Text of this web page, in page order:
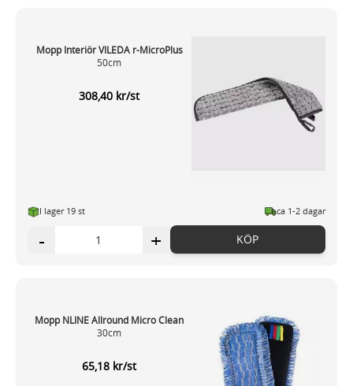
Mopp Interiör VILEDA r-MicroPlus
50cm
308,40 kr/st
I lager 19 st ca 1-2 dagar
- + KÖP
Mopp NLINE Allround Micro Clean
30cm
65,18 kr/st